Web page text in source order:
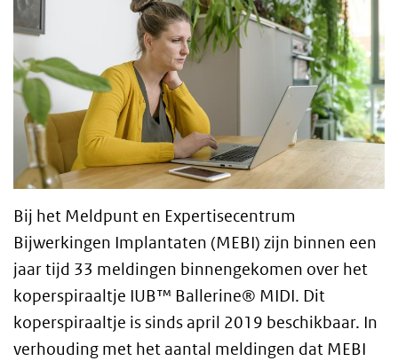
Bij het Meldpunt en Expertisecentrum
Bijwerkingen Implantaten (MEBI) zijn binnen een
jaar tijd 33 meldingen binnengekomen over het
koperspiraaltje IUB™ Ballerine® MIDI. Dit
koperspiraaltje is sinds april 2019 beschikbaar. In
verhouding met het aantal meldingen dat MEBI